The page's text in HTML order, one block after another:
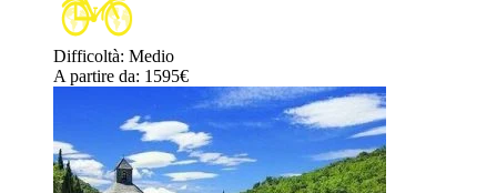
Difficoltà: Medio
A partire da: 1595€